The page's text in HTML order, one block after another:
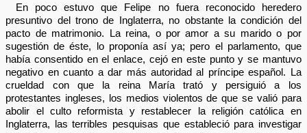
En poco estuvo que Felipe no fuera reconocido heredero
presuntivo del trono de Inglaterra, no obstante la condición del
pacto de matrimonio. La reina, o por amor a su marido o por
sugestión de éste, lo proponía así ya; pero el parlamento, que
había consentido en el enlace, cejó en este punto y se mantuvo
negativo en cuanto a dar más autoridad al príncipe español. La
crueldad con que la reina María trató y persiguió a los
protestantes ingleses, los medios violentos de que se valió para
abolir el culto reformista y restablecer la religión católica en
Inglaterra, las terribles pesquisas que estableció para investigar